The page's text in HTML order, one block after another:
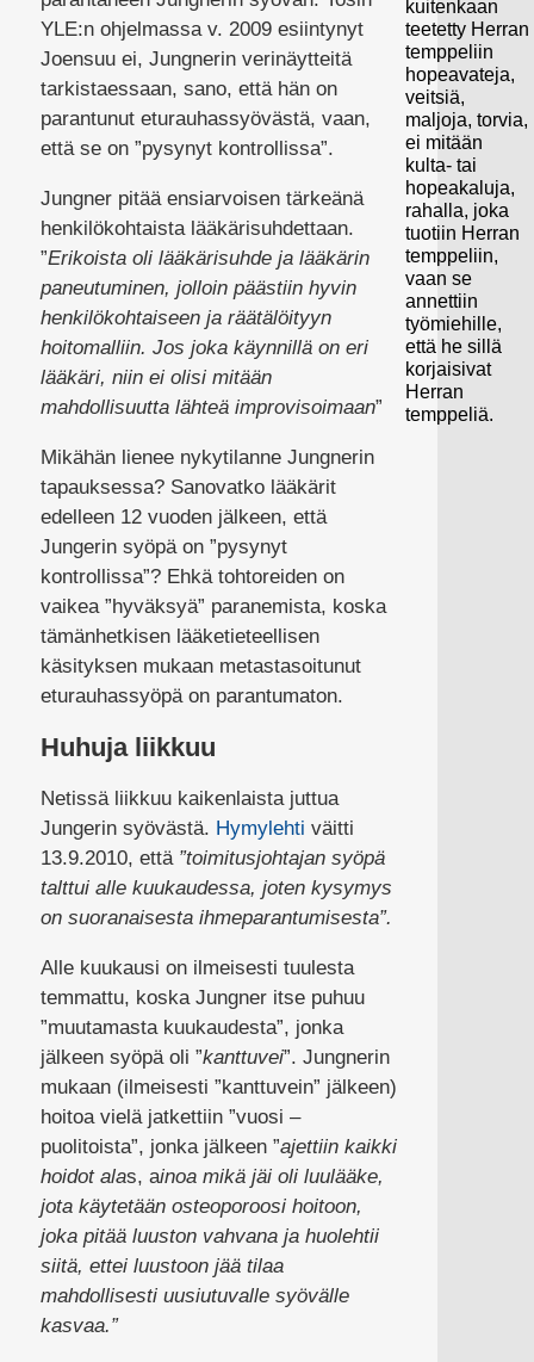
YLE:n ohjelmassa v. 2009 esiintynyt
Joensuu ei, Jungnerin verinäytteitä
tarkistaessaan, sano, että hän on
parantunut eturauhassyövästä, vaan,
että se on ”pysynyt kontrollissa”.
Jungner pitää ensiarvoisen tärkeänä
henkilökohtaista lääkärisuhdettaan.
”Erikoista oli lääkärisuhde ja lääkärin
paneutuminen, jolloin päästiin hyvin
henkilökohtaiseen ja räätälöityyn
hoitomalliin. Jos joka käynnillä on eri
lääkäri, niin ei olisi mitään
mahdollisuutta lähteä improvisoimaan”
Mikähän lienee nykytilanne Jungnerin
tapauksessa? Sanovatko lääkärit
edelleen 12 vuoden jälkeen, että
Jungerin syöpä on ”pysynyt
kontrollissa”? Ehkä tohtoreiden on
vaikea ”hyväksyä” paranemista, koska
tämänhetkisen lääketieteellisen
käsityksen mukaan metastasoitunut
eturauhassyöpä on parantumaton.
Huhuja liikkuu
Netissä liikkuu kaikenlaista juttua
Jungerin syövästä. Hymylehti väitti
13.9.2010, että ”toimitusjohtajan syöpä
talttui alle kuukaudessa, joten kysymys
on suoranaisesta ihmeparantumisesta”.
Alle kuukausi on ilmeisesti tuulesta
temmattu, koska Jungner itse puhuu
”muutamasta kuukaudesta”, jonka
jälkeen syöpä oli ”kanttuvei”. Jungnerin
mukaan (ilmeisesti ”kanttuvein” jälkeen)
hoitoa vielä jatkettiin ”vuosi –
puolitoista”, jonka jälkeen ”ajettiin kaikki
hoidot alas, ainoa mikä jäi oli luulääke,
jota käytetään osteoporoosi hoitoon,
joka pitää luuston vahvana ja huolehtii
siitä, ettei luustoon jää tilaa
mahdollisesti uusiutuvalle syövälle
kasvaa.”
kuitenkaan
teetetty Herran
temppeliin
hopeavateja,
veitsiä,
maljoja, torvia,
ei mitään
kulta- tai
hopeakaluja,
rahalla, joka
tuotiin Herran
temppeliin,
vaan se
annettiin
työmiehille,
että he sillä
korjaisivat
Herran
temppeliä.